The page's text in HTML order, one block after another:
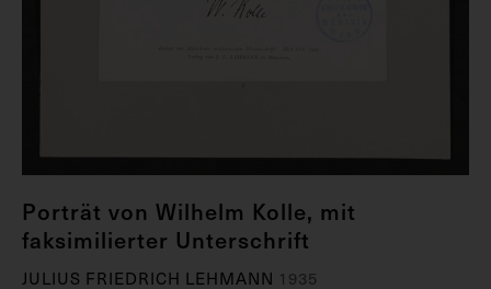
Porträt von Wilhelm Kolle, mit
faksimilierter Unterschrift
JULIUS FRIEDRICH LEHMANN 1935